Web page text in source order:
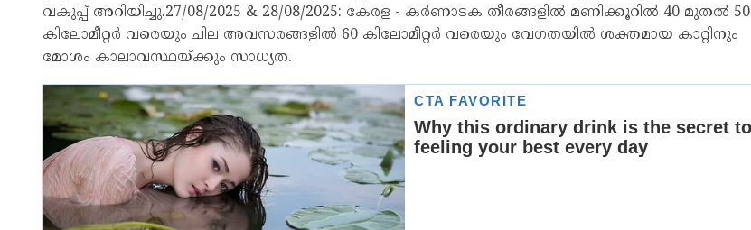
വകുപ്പ് അറിയിച്ചു.27/08/2025 & 28/08/2025: കേരള - കർണാടക തീരങ്ങളില്‍ മണിക്കൂറില്‍ 40 മുതല്‍ 50
കിലോമീറ്റർ വരെയും ചില അവസരങ്ങളില്‍ 60 കിലോമീറ്റർ വരെയും വേഗതയില്‍ ശക്തമായ കാറ്റിനും
മോശം കാലാവസ്ഥയ്ക്കും സാധ്യത.